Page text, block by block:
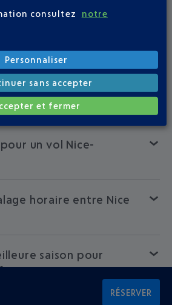
RÉSERVER
FRÉQUEMMENT POSÉES
d’un vol Nice-
Aalborg est, en moyenne,
un vol Nice-
horaire entre Nice
saison pour
consultez
notre
Personnaliser
sans accepter
et fermer